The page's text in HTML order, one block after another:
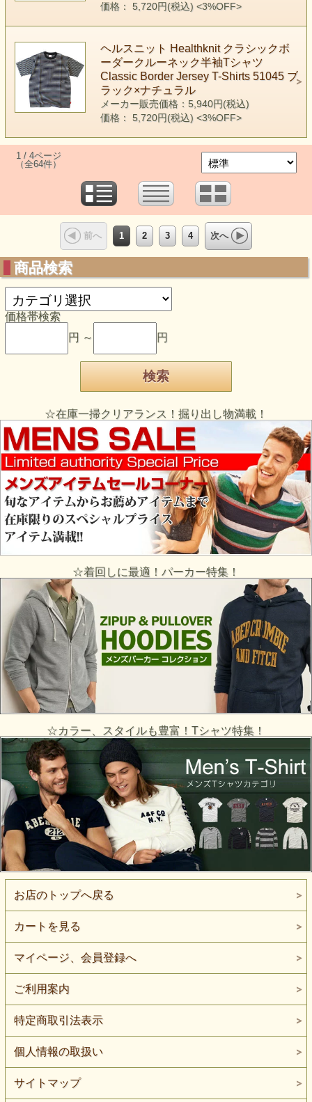
価格： 5,720円(税込) <3%OFF>
ヘルスニット Healthknit クラシックボ
ーダークルーネック半袖Tシャツ
Classic Border Jersey T-Shirts 51045 ブ
ラック×ナチュラル
メーカー販売価格：5,940円(税込)
価格： 5,720円(税込) <3%OFF>
1 / 4ページ
（全64件）
前へ 1 2 3 4 次へ
商品検索
価格帯検索
円 ～
円
☆在庫一掃クリアランス！掘り出し物満載！
☆着回しに最適！パーカー特集！
☆カラー、スタイルも豊富！Tシャツ特集！
お店のトップへ戻る
カートを見る
マイページ、会員登録へ
ご利用案内
特定商取引法表示
個人情報の取扱い
サイトマップ